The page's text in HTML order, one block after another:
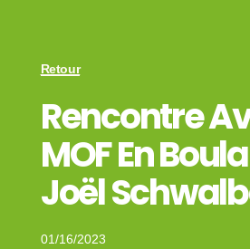
Retour
Rencontre
MOF En
Joël
01/16/2023